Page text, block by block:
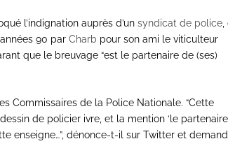
l’indignation auprès d’unsyndicat de police
90 parCharb pour son ami le viticulteur
que le breuvage “est le partenaire de (ses)
Commissaires de la Police Nationale. “Cette
de policier ivre, et la mention ‘le
enseigne…”, dénonce-t-il sur Twitter et